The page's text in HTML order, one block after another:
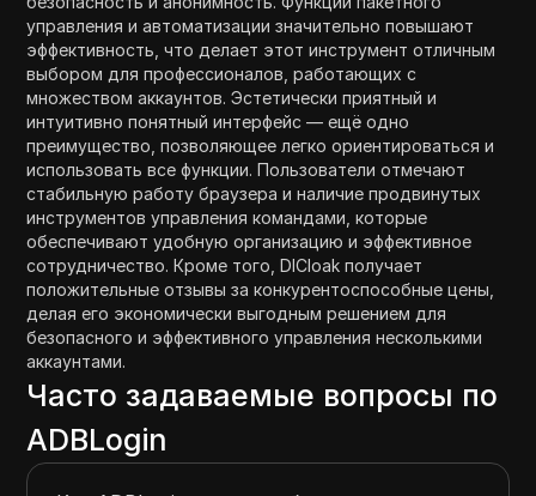
управления и автоматизации значительно повышают
эффективность, что делает этот инструмент отличным
выбором для профессионалов, работающих с
множеством аккаунтов. Эстетически приятный и
интуитивно понятный интерфейс — ещё одно
преимущество, позволяющее легко ориентироваться и
использовать все функции. Пользователи отмечают
стабильную работу браузера и наличие продвинутых
инструментов управления командами, которые
обеспечивают удобную организацию и эффективное
сотрудничество. Кроме того, DICloak получает
положительные отзывы за конкурентоспособные цены,
делая его экономически выгодным решением для
безопасного и эффективного управления несколькими
аккаунтами.
Часто задаваемые вопросы по
ADBLogin